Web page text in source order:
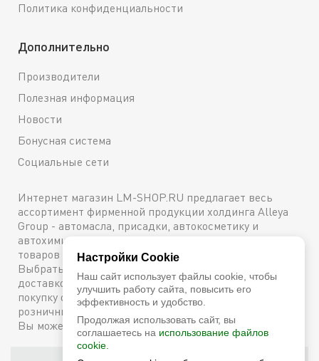
Политика конфиденциальности
Дополнительно
Производители
Полезная информация
Новости
Бонусная система
Социальные сети
Интернет магазин LM-SHOP.RU предлагает весь
ассортимент фирменной продукции холдинга Alleya
Group - автомасла, присадки, автокосметику и
автохимию. Каталог содержит подробное описание
товаров с техническими характеристиками и ценами.
Выбрать и купить оригинальную продукцию с
доставкой по Москве можно сейчас же, оформив
покупку онлайн, либо посетив один из наших
розничных магазинов. Более подробную информацию
Вы можете получить по телефону+7 (800) 600-48-38
Настройки Cookie
Наш сайт использует файлы cookie, чтобы
улучшить работу сайта, повысить его
эффективность и удобство.
Продолжая использовать сайт, вы
соглашаетесь на использование файлов
cookie.